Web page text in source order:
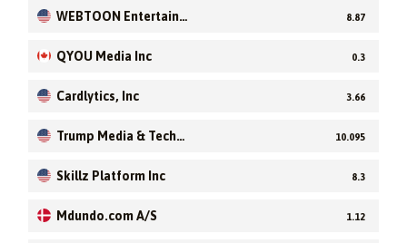
WEBTOON Entertainm
k
8.87
QYOU Media Inc 0.3
Cardlytics, Inc 3.66
Trump Media & Techn
10.095
Skillz Platform Inc 8.3
Mdundo.com A/S 1.12